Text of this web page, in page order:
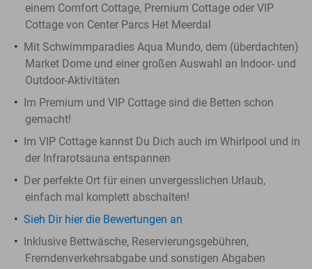
einem Comfort Cottage, Premium Cottage oder VIP
Cottage von Center Parcs Het Meerdal
Mit Schwimmparadies Aqua Mundo, dem (überdachten)
Market Dome und einer großen Auswahl an Indoor- und
Outdoor-Aktivitäten
Im Premium und VIP Cottage sind die Betten schon
gemacht!
Im VIP Cottage kannst Du Dich auch im Whirlpool und in
der Infrarotsauna entspannen
Der perfekte Ort für einen unvergesslichen Urlaub,
einfach mal komplett abschalten!
Sieh Dir hier die Bewertungen an
Inklusive Bettwäsche, Reservierungsgebühren,
Fremdenverkehrsabgabe und sonstigen Abgaben